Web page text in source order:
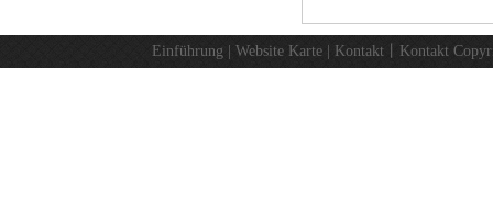
Einführung Website Karte Kontakt Kontakt